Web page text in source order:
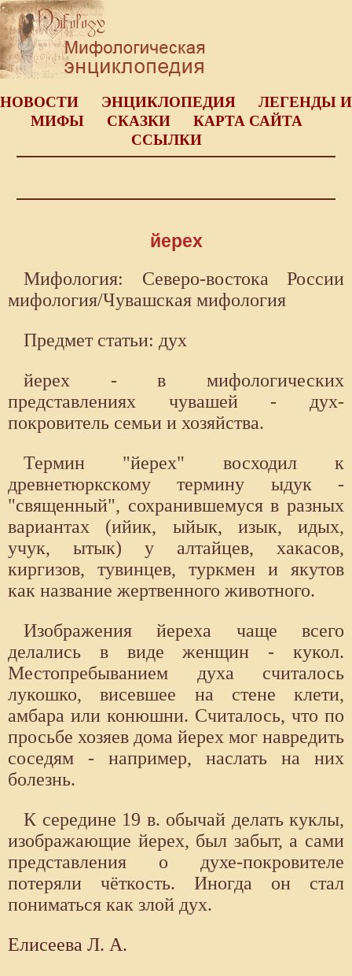
НОВОСТИ ЭНЦИКЛОПЕДИЯ
ЛЕГЕНДЫ И
МИФЫ
СКАЗКИ
КАРТА САЙТА
ССЫЛКИ
йерех
Мифология: Северо-востока России
мифология/Чувашская мифология
Предмет статьи: дух
йерех - в мифологических
представлениях чувашей - дух-
покровитель семьи и хозяйства.
Термин "йерех" восходил к
древнетюркскому термину ыдук -
"священный", сохранившемуся в разных
вариантах (ийик, ыйык, изык, идых,
учук, ытык) у алтайцев, хакасов,
киргизов, тувинцев, туркмен и якутов
как название жертвенного животного.
Изображения йереха чаще всего
делались в виде женщин - кукол.
Местопребыванием духа считалось
лукошко, висевшее на стене клети,
амбара или конюшни. Считалось, что по
просьбе хозяев дома йерех мог навредить
соседям - например, наслать на них
болезнь.
К середине 19 в. обычай делать куклы,
изображающие йерех, был забыт, а сами
представления о духе-покровителе
потеряли чёткость. Иногда он стал
пониматься как злой дух.
Елисеева Л. А.